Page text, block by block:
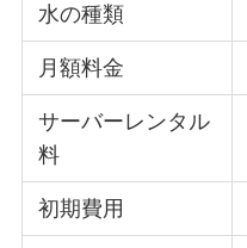
水の種類
月額料金
サーバーレンタル
料
初期費用